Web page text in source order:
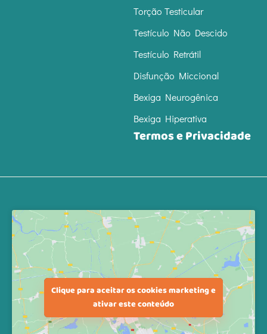
Torção Testicular
Testículo Não Descido
Testículo Retrátil
Disfunção Miccional
Bexiga Neurogênica
Bexiga Hiperativa
TermosePrivacidade
Clique para aceitar os cookies marketing e
ativar este conteúdo